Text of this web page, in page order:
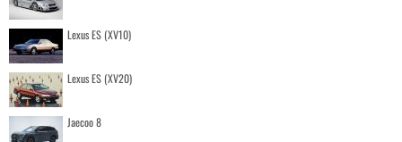
Lexus ES (XV10)
Lexus ES (XV20)
Jaecoo 8